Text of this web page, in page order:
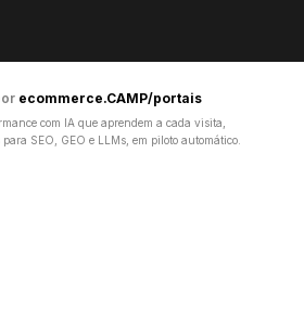
ecommerce.CAMP/portais
com IA que aprendem a cada visita,
SEO, GEO e LLMs, em piloto automático.